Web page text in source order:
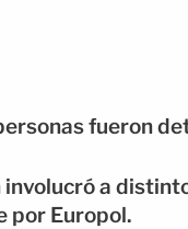
fueron
involucró a
por Europol.